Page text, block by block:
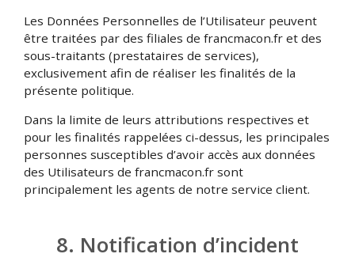
Les Données Personnelles de l’Utilisateur peuvent
être traitées par des filiales de francmacon.fr et des
sous-traitants (prestataires de services),
exclusivement afin de réaliser les finalités de la
présente politique.
Dans la limite de leurs attributions respectives et
pour les finalités rappelées ci-dessus, les principales
personnes susceptibles d’avoir accès aux données
des Utilisateurs de francmacon.fr sont
principalement les agents de notre service client.
8. Notification d’incident